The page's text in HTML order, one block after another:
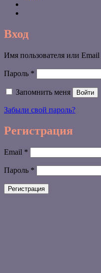
Вход
Имя пользователя или Email
Пароль *
Запомнить меня Войти
Забыли свой пароль?
Регистрация
Email *
Пароль *
Регистрация